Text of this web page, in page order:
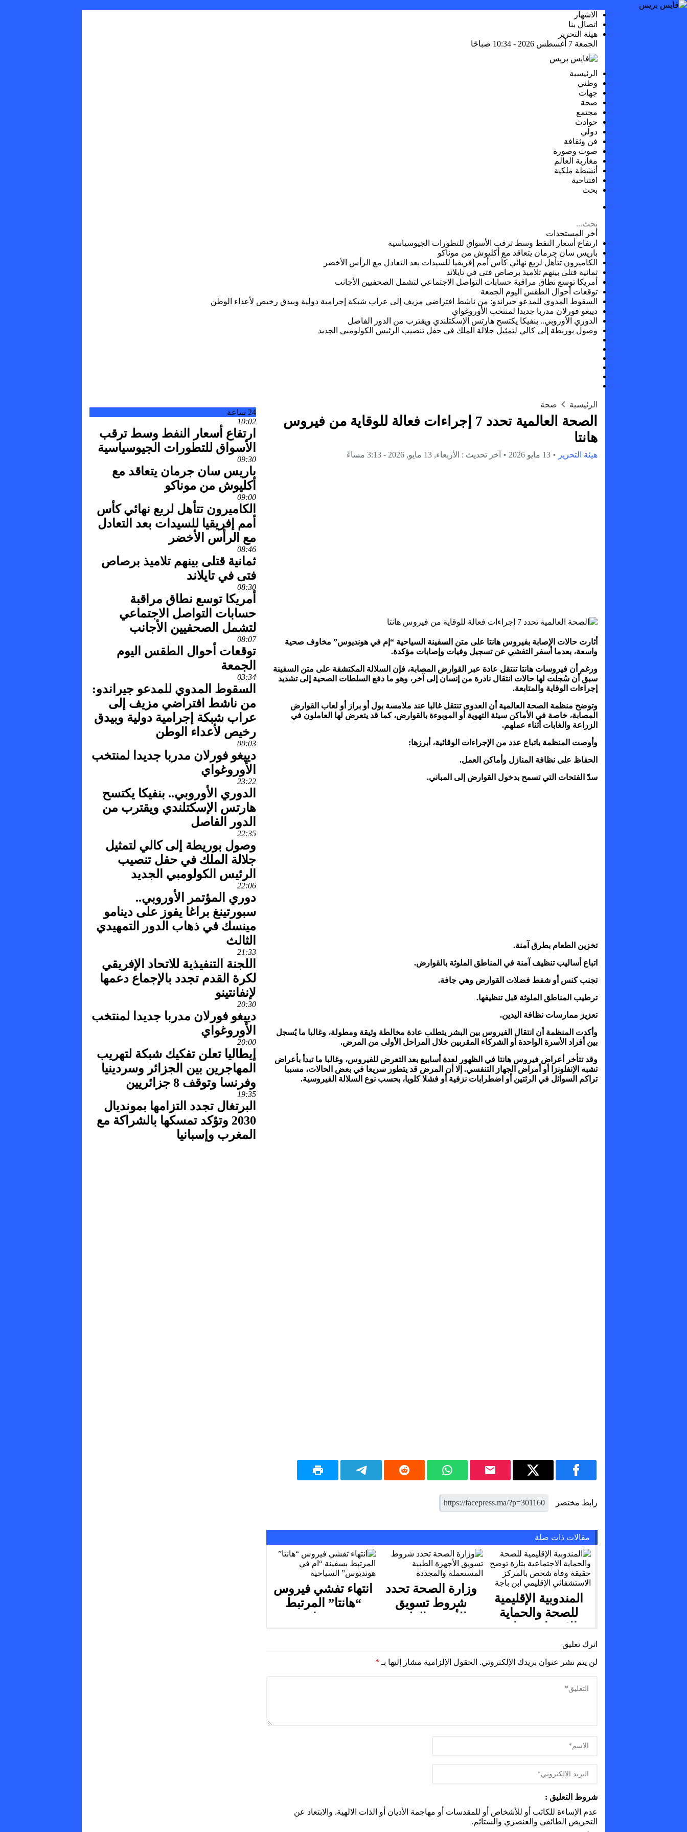
الاشهار
اتصال بنا
هيئة التحرير
الجمعة 7 أغسطس 2026 - 10:34 صباحًا
الرئيسية
وطني
جهات
صحة
مجتمع
حوادث
دولي
فن وثقافة
صوت وصورة
مغاربة العالم
أنشطة ملكية
افتتاحية
بحث
أخر المستجدات
ارتفاع أسعار النفط وسط ترقب الأسواق للتطورات الجيوسياسية
باريس سان جرمان يتعاقد مع أكليوش من موناكو
الكاميرون تتأهل لربع نهائي كأس أمم إفريقيا للسيدات بعد التعادل مع الرأس الأخضر
ثمانية قتلى بينهم تلاميذ برصاص فتى في تايلاند
أمريكا توسع نطاق مراقبة حسابات التواصل الاجتماعي لتشمل الصحفيين الأجانب
توقعات أحوال الطقس اليوم الجمعة
السقوط المدوي للمدعو جيراندو: من ناشط افتراضي مزيف إلى عراب شبكة إجرامية دولية وبيدق رخيص لأعداء الوطن
دييغو فورلان مدربا جديدا لمنتخب الأوروغواي
الدوري الأوروبي.. بنفيكا يكتسح هارتس الإسكتلندي ويقترب من الدور الفاصل
وصول بوريطة إلى كالي لتمثيل جلالة الملك في حفل تنصيب الرئيس الكولومبي الجديد
الرئيسية صحة
الصحة العالمية تحدد 7 إجراءات فعالة للوقاية من فيروس
هانتا
هيئة التحرير 13 مايو 2026 آخر تحديث : الأربعاء, 13 مايو, 2026 - 3:13 مساءً
أثارت حالات الإصابة بفيروس هانتا على متن السفينة السياحية “إم في هونديوس” مخاوف صحية
واسعة، بعدما أسفر التفشي عن تسجيل وفيات وإصابات مؤكدة.
ورغم أن فيروسات هانتا تنتقل عادة عبر القوارض المصابة، فإن السلالة المكتشفة على متن السفينة
سبق أن سُجلت لها حالات انتقال نادرة من إنسان إلى آخر، وهو ما دفع السلطات الصحية إلى تشديد
إجراءات الوقاية والمتابعة.
وتوضح منظمة الصحة العالمية أن العدوى تنتقل غالبا عند ملامسة بول أو براز أو لعاب القوارض
المصابة، خاصة في الأماكن سيئة التهوية أو الموبوءة بالقوارض، كما قد يتعرض لها العاملون في
الزراعة والغابات أثناء عملهم.
وأوصت المنظمة باتباع عدد من الإجراءات الوقائية، أبرزها:
الحفاظ على نظافة المنازل وأماكن العمل.
سدّ الفتحات التي تسمح بدخول القوارض إلى المباني.
تخزين الطعام بطرق آمنة.
اتباع أساليب تنظيف آمنة في المناطق الملوثة بالقوارض.
تجنب كنس أو شفط فضلات القوارض وهي جافة.
ترطيب المناطق الملوثة قبل تنظيفها.
تعزيز ممارسات نظافة اليدين.
وأكدت المنظمة أن انتقال الفيروس بين البشر يتطلب عادة مخالطة وثيقة ومطولة، وغالبا ما يُسجل
بين أفراد الأسرة الواحدة أو الشركاء المقربين خلال المراحل الأولى من المرض.
وقد تتأخر أعراض فيروس هانتا في الظهور لعدة أسابيع بعد التعرض للفيروس، وغالبا ما تبدأ بأعراض
تشبه الإنفلونزا أو أمراض الجهاز التنفسي. إلا أن المرض قد يتطور سريعا في بعض الحالات، مسببا
تراكم السوائل في الرئتين أو اضطرابات نزفية أو فشلا كلويا، بحسب نوع السلالة الفيروسية.
رابط مختصر
مقالات ذات صلة
المندوبية الإقليمية
للصحة والحماية
الاجتماعية بتازة
توضح حقيقة وفاة
شخص بالمركز
الاستشفائي الإقليمي
وزارة الصحة تحدد
شروط تسويق
الأجهزة الطبية
انتهاء تفشي فيروس
“هانتا” المرتبط
بسفينة “ام في
اترك تعليق
لن يتم نشر عنوان بريدك الإلكتروني. الحقول الإلزامية مشار إليها بـ *
شروط التعليق :
عدم الإساءة للكاتب أو للأشخاص أو للمقدسات أو مهاجمة الأديان أو الذات الالهية. والابتعاد عن
التحريض الطائفي والعنصري والشتائم.
24 ساعة
10:02
ارتفاع أسعار النفط وسط ترقب
الأسواق للتطورات الجيوسياسية
09:30
باريس سان جرمان يتعاقد مع
أكليوش من موناكو
09:00
الكاميرون تتأهل لربع نهائي كأس
أمم إفريقيا للسيدات بعد التعادل
مع الرأس الأخضر
08:46
ثمانية قتلى بينهم تلاميذ برصاص
فتى في تايلاند
08:30
أمريكا توسع نطاق مراقبة
حسابات التواصل الاجتماعي
لتشمل الصحفيين الأجانب
08:07
توقعات أحوال الطقس اليوم
الجمعة
03:34
السقوط المدوي للمدعو جيراندو:
من ناشط افتراضي مزيف إلى
عراب شبكة إجرامية دولية وبيدق
رخيص لأعداء الوطن
00:03
دييغو فورلان مدربا جديدا لمنتخب
الأوروغواي
23:22
الدوري الأوروبي.. بنفيكا يكتسح
هارتس الإسكتلندي ويقترب من
الدور الفاصل
22:35
وصول بوريطة إلى كالي لتمثيل
جلالة الملك في حفل تنصيب
الرئيس الكولومبي الجديد
22:06
دوري المؤتمر الأوروبي..
سبورتينغ براغا يفوز على دينامو
مينسك في ذهاب الدور التمهيدي
الثالث
21:33
اللجنة التنفيذية للاتحاد الإفريقي
لكرة القدم تجدد بالإجماع دعمها
لإنفانتينو
20:30
دييغو فورلان مدربا جديدا لمنتخب
الأوروغواي
20:00
إيطاليا تعلن تفكيك شبكة لتهريب
المهاجرين بين الجزائر وسردينيا
وفرنسا وتوقف 8 جزائريين
19:35
البرتغال تجدد التزامها بمونديال
2030 وتؤكد تمسكها بالشراكة مع
المغرب وإسبانيا